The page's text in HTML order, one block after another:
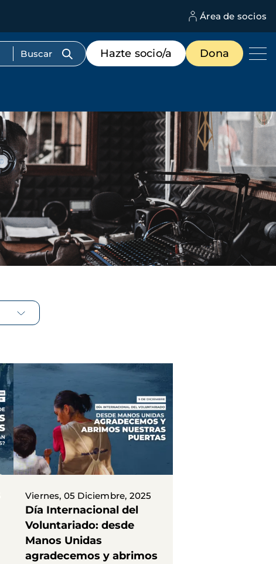
Área de socios
Menú
de
destacados
Hazte socio/a Dona
Viernes, 05 Diciembre, 2025
Día Internacional del
Voluntariado: desde
Manos Unidas
agradecemos y abrimos